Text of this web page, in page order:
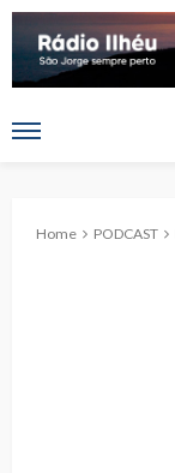
Home PODCAST